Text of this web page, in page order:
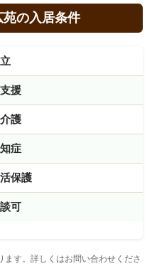
の入居条件
援
護
症
保護
可
す。詳しくはお問い合わせくださ